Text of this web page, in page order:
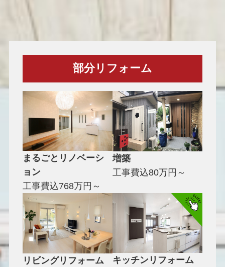
部分リフォーム
まるごとリノベーシ
ョン
工事費込768万円～
増築
工事費込80万円～
リビングリフォーム
キッチンリフォーム